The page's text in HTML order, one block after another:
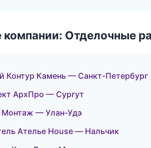
Отделочные
Контур Камень — Санкт-Петербург
АрхПро — Сургут
— Улан-Удэ
Ателье House — Нальчик